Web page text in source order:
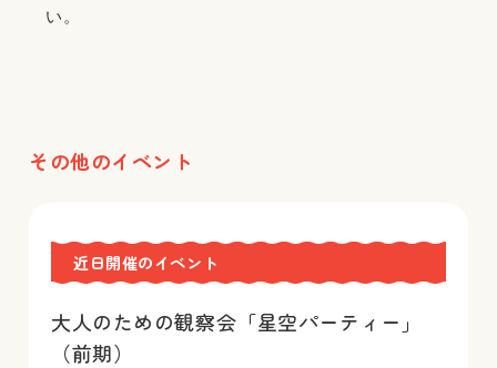
い。
その他のイベント
近日開催のイベント
大人のための観察会「星空パーティー」
（前期）